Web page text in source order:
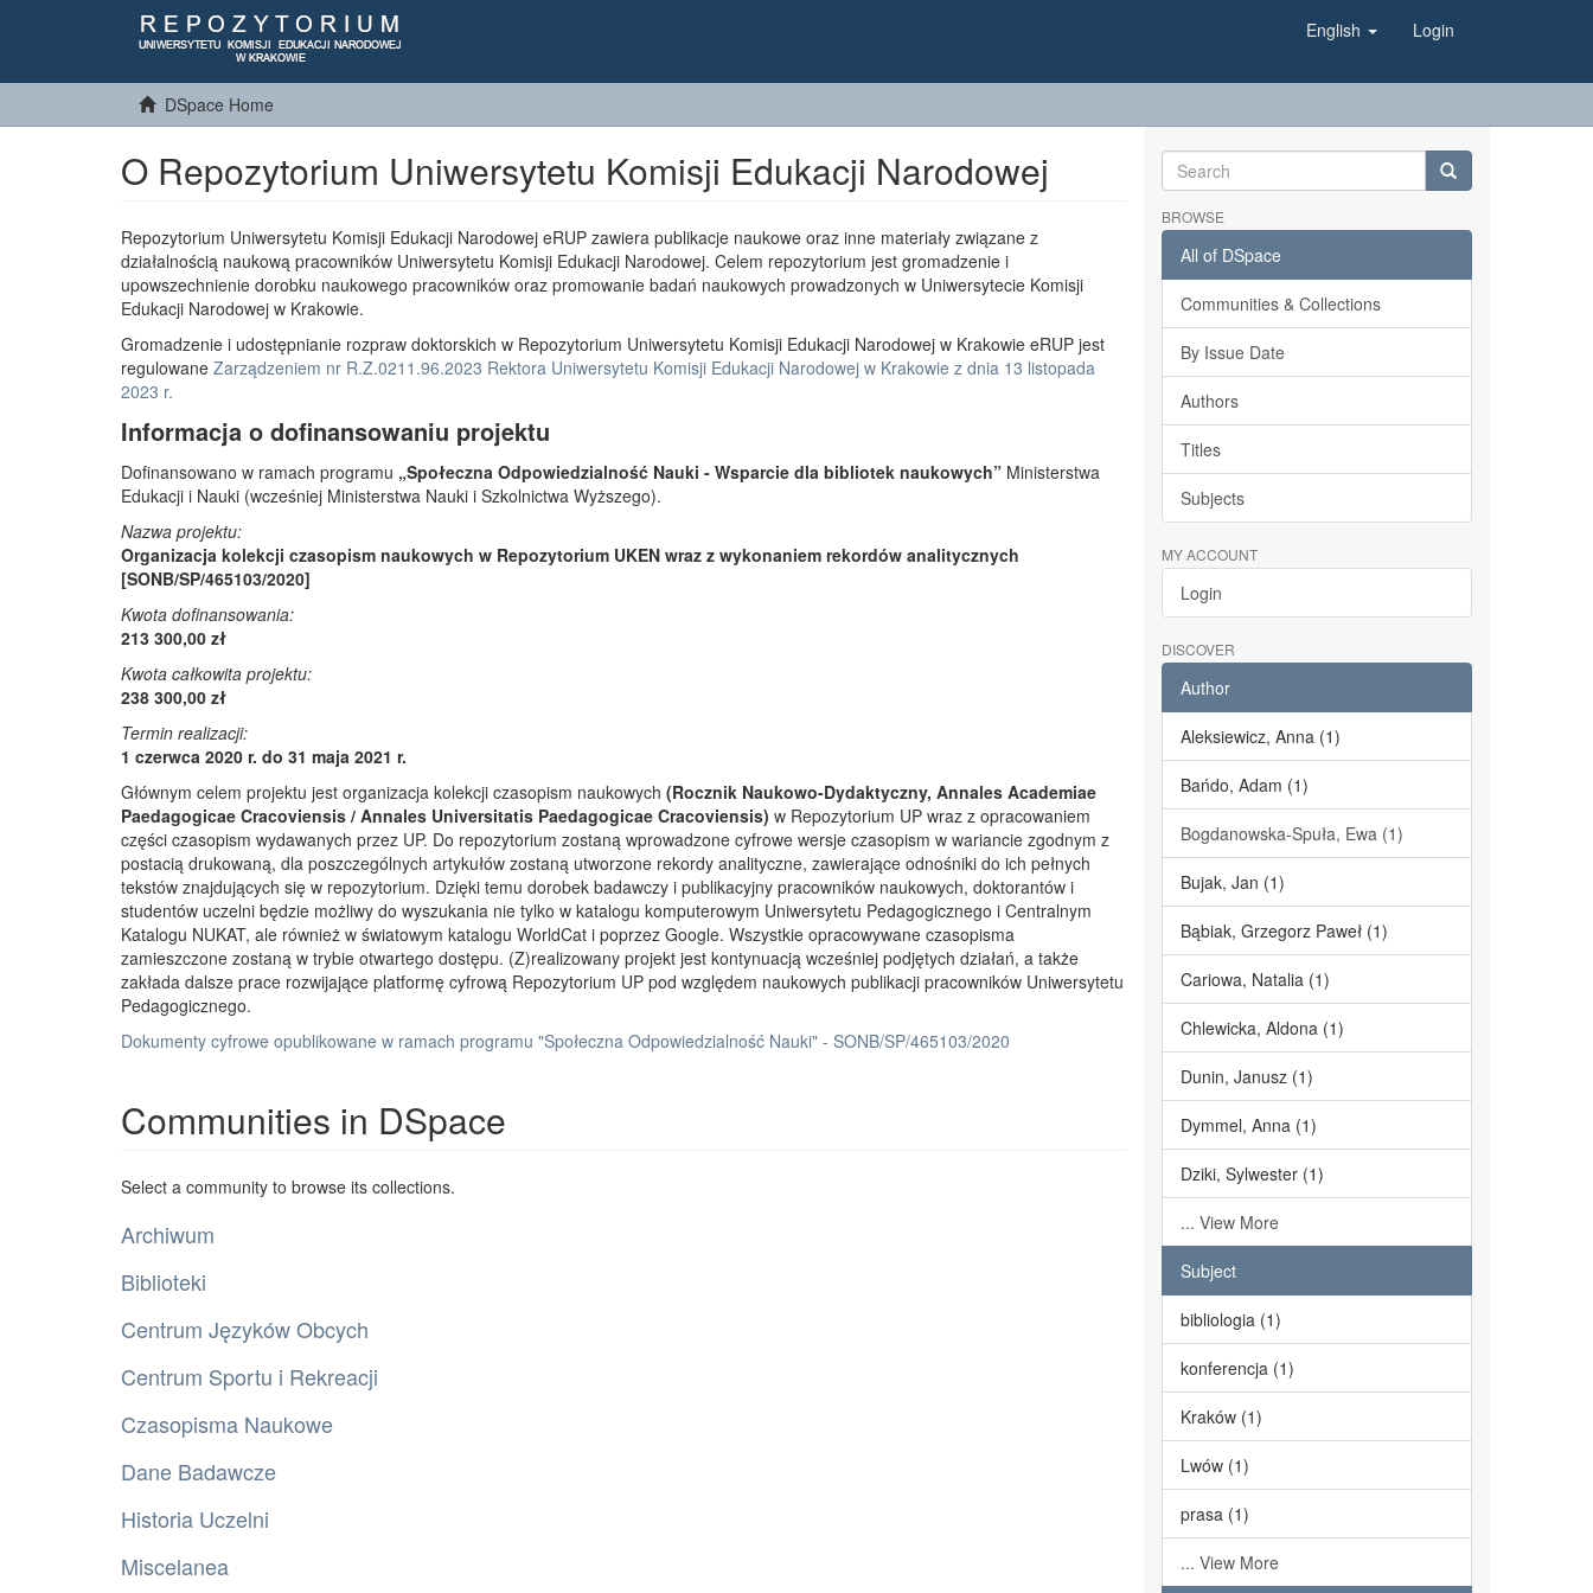
English Login
DSpace Home
O Repozytorium Uniwersytetu Komisji Edukacji Narodowej
Repozytorium Uniwersytetu Komisji Edukacji Narodowej eRUP zawiera publikacje naukowe oraz inne materiały związane z
działalnością naukową pracowników Uniwersytetu Komisji Edukacji Narodowej. Celem repozytorium jest gromadzenie i
upowszechnienie dorobku naukowego pracowników oraz promowanie badań naukowych prowadzonych w Uniwersytecie Komisji
Edukacji Narodowej w Krakowie.
Gromadzenie i udostępnianie rozpraw doktorskich w Repozytorium Uniwersytetu Komisji Edukacji Narodowej w Krakowie eRUP jest
regulowane Zarządzeniem nr R.Z.0211.96.2023 Rektora Uniwersytetu Komisji Edukacji Narodowej w Krakowie z dnia 13 listopada
2023 r.
Informacja o dofinansowaniu projektu
Dofinansowano w ramach programu „Społeczna Odpowiedzialność Nauki - Wsparcie dla bibliotek naukowych” Ministerstwa
Edukacji i Nauki (wcześniej Ministerstwa Nauki i Szkolnictwa Wyższego).
Nazwa projektu:
Organizacja kolekcji czasopism naukowych w Repozytorium UKEN wraz z wykonaniem rekordów analitycznych
[SONB/SP/465103/2020]
Kwota dofinansowania:
213 300,00 zł
Kwota całkowita projektu:
238 300,00 zł
Termin realizacji:
1 czerwca 2020 r. do 31 maja 2021 r.
Głównym celem projektu jest organizacja kolekcji czasopism naukowych (Rocznik Naukowo-Dydaktyczny, Annales Academiae
Paedagogicae Cracoviensis / Annales Universitatis Paedagogicae Cracoviensis) w Repozytorium UP wraz z opracowaniem
części czasopism wydawanych przez UP. Do repozytorium zostaną wprowadzone cyfrowe wersje czasopism w wariancie zgodnym z
postacią drukowaną, dla poszczególnych artykułów zostaną utworzone rekordy analityczne, zawierające odnośniki do ich pełnych
tekstów znajdujących się w repozytorium. Dzięki temu dorobek badawczy i publikacyjny pracowników naukowych, doktorantów i
studentów uczelni będzie możliwy do wyszukania nie tylko w katalogu komputerowym Uniwersytetu Pedagogicznego i Centralnym
Katalogu NUKAT, ale również w światowym katalogu WorldCat i poprzez Google. Wszystkie opracowywane czasopisma
zamieszczone zostaną w trybie otwartego dostępu. (Z)realizowany projekt jest kontynuacją wcześniej podjętych działań, a także
zakłada dalsze prace rozwijające platformę cyfrową Repozytorium UP pod względem naukowych publikacji pracowników Uniwersytetu
Pedagogicznego.
Dokumenty cyfrowe opublikowane w ramach programu "Społeczna Odpowiedzialność Nauki" - SONB/SP/465103/2020
Communities in DSpace
Select a community to browse its collections.
Archiwum
Biblioteki
Centrum Języków Obcych
Centrum Sportu i Rekreacji
Czasopisma Naukowe
Dane Badawcze
Historia Uczelni
Miscelanea
BROWSE
All of DSpace
Communities & Collections
By Issue Date
Authors
Titles
Subjects
MY ACCOUNT
Login
DISCOVER
Author
Aleksiewicz, Anna (1)
Bańdo, Adam (1)
Bogdanowska-Spuła, Ewa (1)
Bujak, Jan (1)
Bąbiak, Grzegorz Paweł (1)
Cariowa, Natalia (1)
Chlewicka, Aldona (1)
Dunin, Janusz (1)
Dymmel, Anna (1)
Dziki, Sylwester (1)
... View More
Subject
bibliologia (1)
konferencja (1)
Kraków (1)
Lwów (1)
prasa (1)
... View More